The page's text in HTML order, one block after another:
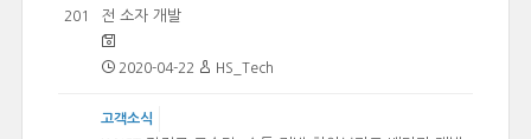
201
전 소자 개발
2020-04-22 HS_Tech
고객소식